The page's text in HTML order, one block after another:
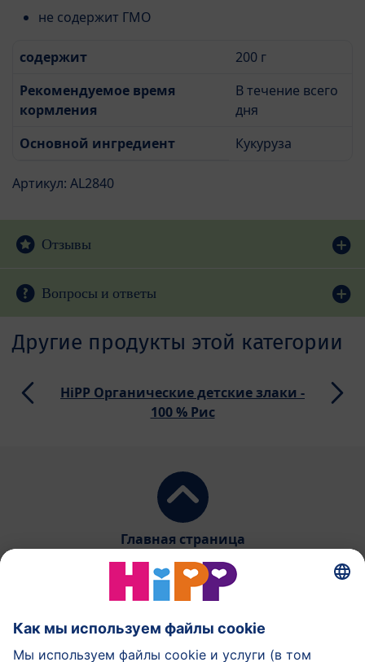
не содержит ГМО
содержит
200 г
Рекомендуемое время
кормления
В течение всего
дня
Основной ингредиент
Кукуруза
Артикул: AL2840
Отзывы
Вопросы и ответы
Другие продукты этой категории
HiPP Органические детские злаки -
100 % Рис
Главная страница